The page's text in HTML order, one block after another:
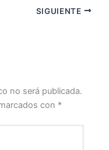
SIGUIENTE
no será publicada.
con *